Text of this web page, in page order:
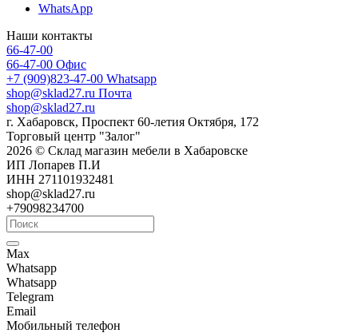
WhatsApp
Наши контакты
66-47-00
66-47-00 Офис
+7 (909)823-47-00 Whatsapp
shop@sklad27.ru Почта
shop@sklad27.ru
г. Хабаровск, Проспект 60-летия Октября, 172
Торговый центр "Залог"
2026 © Склад магазин мебели в Хабаровске
ИП Лопарев П.И
ИНН 271101932481
shop@sklad27.ru
+79098234700
Max
Whatsapp
Whatsapp
Telegram
Email
Мобильный телефон